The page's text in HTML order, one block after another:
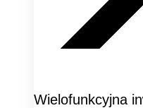
Wielofunkcyjna